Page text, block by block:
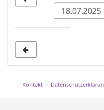
zur
Anzeige
Kontakt